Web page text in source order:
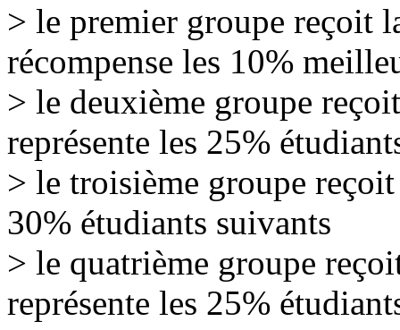
> le premier groupe reçoit
récompense les 10%
> le deuxième groupe
représente les 25%
> le troisième groupe
30% étudiants suivants
> le quatrième groupe
représente les 25%